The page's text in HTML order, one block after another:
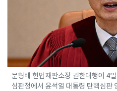
문형배 헌법재판소장 권한대행이 4
심판정에서 윤석열 대통령 탄핵심판